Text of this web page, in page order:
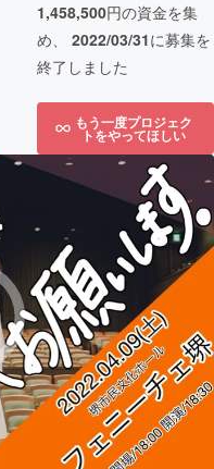
1,458,500円の資金を集
め、 2022/03/31に募集を
終了しました
もう一度プロジェク
トをやってほしい